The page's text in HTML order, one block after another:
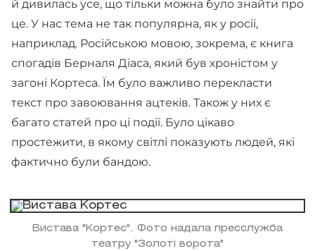
й дивилась усе, що тільки можна було знайти про
це. У нас тема не так популярна, як у росії,
наприклад. Російською мовою, зокрема, є книга
спогадів Берналя Діаса, який був хроністом у
загоні Кортеса. Їм було важливо перекласти
текст про завоювання ацтеків. Також у них є
багато статей про ці події. Було цікаво
простежити, в якому світлі показують людей, які
фактично були бандою.
Вистава "Кортес". Фото надала пресслужба
театру "Золоті ворота"